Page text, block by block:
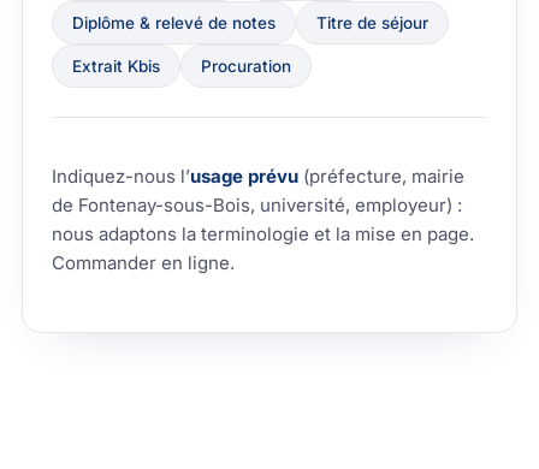
Diplôme & relevé de notes Titre de séjour
Extrait Kbis Procuration
Indiquez-nous l’usage prévu (préfecture, mairie
de Fontenay-sous-Bois, université, employeur) :
nous adaptons la terminologie et la mise en page.
Commander en ligne.